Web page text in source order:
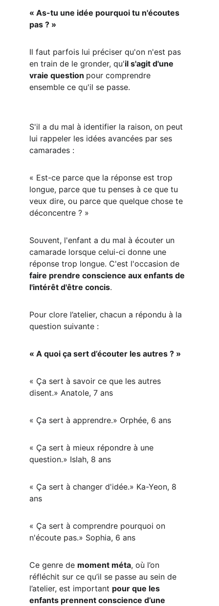
« As-tu une idée pourquoi tu n'écoutes
pas ? »
Il faut parfois lui préciser qu'on n'est pas
en train de le gronder, qu'il s'agit d'une
vraie question pour comprendre
ensemble ce qu'il se passe.
S'il a du mal à identifier la raison, on peut
lui rappeler les idées avancées par ses
camarades :
« Est-ce parce que la réponse est trop
longue, parce que tu penses à ce que tu
veux dire, ou parce que quelque chose te
déconcentre ? »
Souvent, l'enfant a du mal à écouter un
camarade lorsque celui-ci donne une
réponse trop longue. C'est l'occasion de
faire prendre conscience aux enfants de
l'intérêt d'être concis.
Pour clore l’atelier, chacun a répondu à la
question suivante :
« A quoi ça sert d’écouter les autres ? »
« Ça sert à savoir ce que les autres
disent.» Anatole, 7 ans
« Ça sert à apprendre.» Orphée, 6 ans
« Ça sert à mieux répondre à une
question.» Islah, 8 ans
« Ça sert à changer d'idée.» Ka-Yeon, 8
ans
« Ça sert à comprendre pourquoi on
n'écoute pas.» Sophia, 6 ans
Ce genre de moment méta, où l’on
réfléchit sur ce qu’il se passe au sein de
l’atelier, est important pour que les
enfants prennent conscience d’une